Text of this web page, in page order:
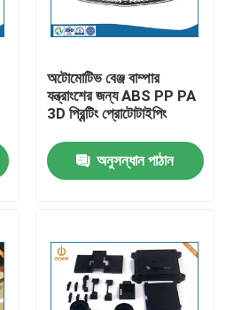
অটোমোটিভ বেঞ্জ বাম্পার
যন্ত্রাংশের জন্য ABS PP PA
3D প্রিন্টিং প্রোটোটাইপিং
অনুসন্ধান পাঠান